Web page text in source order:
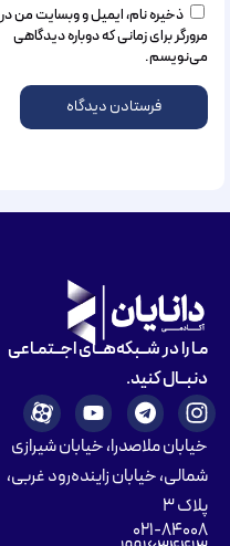
ذخیره نام، ایمیل و وبسایت من در
مرورگر برای زمانی که دوباره دیدگاهی
می‌نویسم.
مـا را در شــبکه‌هــای اجــتمـاعی
دنبــال کنید.
خیابان ملاصدرا، خیابان شیرازی
شمالی، خیابان زاینده‌رود غربی،
پلاک ۳
۰۲۱-۸۴۰۰۸